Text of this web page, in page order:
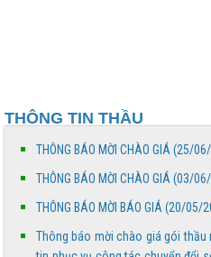
THÔNG TIN THẦU
THÔNG BÁO MỜI CHÀO GIÁ (25/
THÔNG BÁO MỜI CHÀO GIÁ (03/
THÔNG BÁO MỜI BÁO GIÁ (20/05/
Thông báo mời chào giá gói
Báo cáo đánh giá chất
Chiểu tháng 5 năm 2026